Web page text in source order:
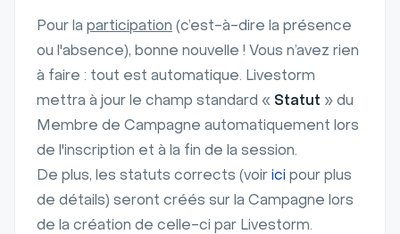
Pour la participation (c’est-à-dire la présence
ou l'absence), bonne nouvelle ! Vous n’avez rien
à faire : tout est automatique. Livestorm
mettra à jour le champ standard « Statut » du
Membre de Campagne automatiquement lors
de l'inscription et à la fin de la session.
De plus, les statuts corrects (voir ici pour plus
de détails) seront créés sur la Campagne lors
de la création de celle-ci par Livestorm.